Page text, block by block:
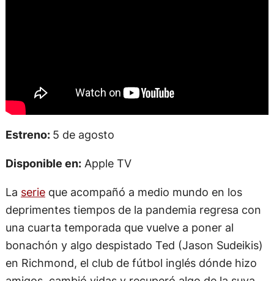
Estreno: 5 de agosto
Disponible en:Apple TV
La serieque acompañó a medio mundo en los
deprimentes tiempos de la pandemia regresa con
una cuarta temporada que vuelve a poner al
bonachón y algo despistado Ted (Jason Sudeikis)
en Richmond, el club de fútbol inglés dónde hizo